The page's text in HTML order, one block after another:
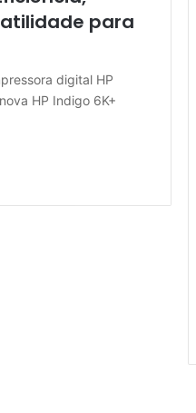
para
digital HP
HP Indigo 6K+